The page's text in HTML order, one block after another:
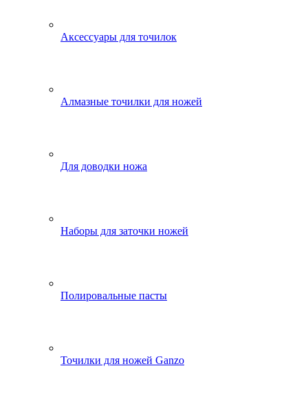
Аксессуары для точилок
Алмазные точилки для ножей
Для доводки ножа
Наборы для заточки ножей
Полировальные пасты
Точилки для ножей Ganzo